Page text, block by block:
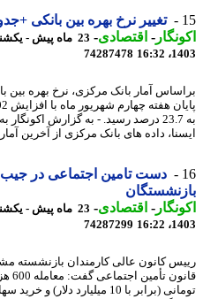
تغییر نرخ بهره بین بانکی +جدول
-اقتصادی-
74287478
آمار بانک مرکزی، نرخ بهره بین بانکی
پایان
به 23.7 درصد رسید. - به گزارش اکونگار به
داده های بانک مرکزی از آخرین آمار نرخ
دست تامین اجتماعی در جیب
-اقتصادی-
74287299
کانون عالی کارمندان بازنشسته
قانون تأمین اجتماعی گفت:
تومانی (برابر با 10 میلیارد دلار)